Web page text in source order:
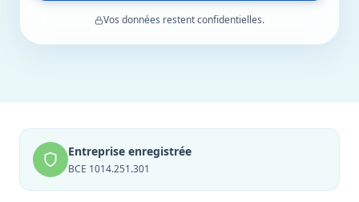
Vos données restent confidentielles.
Entreprise enregistrée
BCE 1014.251.301